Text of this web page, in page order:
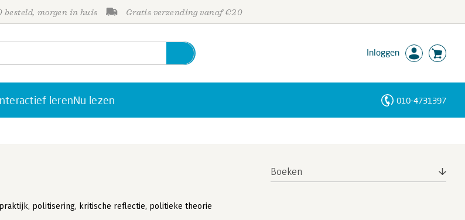
besteld, morgen in huis Gratis verzending vanaf €20
Inloggen
lerenNu lezen 010-4731397
politisering, kritische reflectie, politieke theorie
Boeken
Personen